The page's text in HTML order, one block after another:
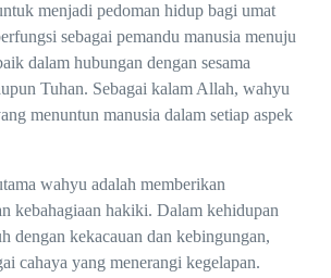
menjadi pedoman hidup bagi umat
sebagai pemandu manusia menuju
dalam hubungan dengan sesama
Tuhan. Sebagai kalam Allah, wahyu
menuntun manusia dalam setiap aspek
wahyu adalah memberikan
kebahagiaan hakiki. Dalam kehidupan
dengan kekacauan dan kebingungan,
cahaya yang menerangi kegelapan.